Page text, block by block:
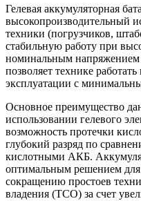
Гелевая аккумуляторная
высокопроизводительный
техники (погрузчиков,
стабильную работу при
номинальным
позволяет технике
эксплуатации с
Основное преимущество
использовании гелевого
возможность протечки
глубокий разряд по
кислотными АКБ.
оптимальным решением
сокращению простоев
владения (TCO) за счет